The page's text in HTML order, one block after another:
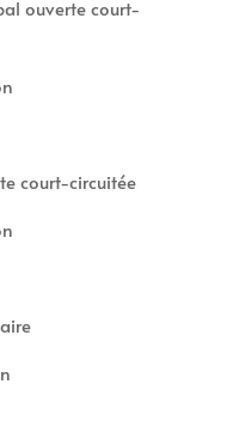
ouverte court-
court-circuitée